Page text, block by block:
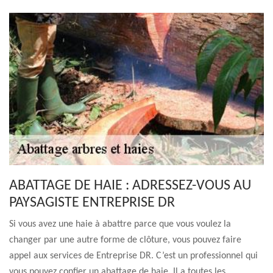
ABATTAGE DE HAIE : ADRESSEZ-VOUS AU
PAYSAGISTE ENTREPRISE DR
Si vous avez une haie à abattre parce que vous voulez la
changer par une autre forme de clôture, vous pouvez faire
appel aux services de Entreprise DR. C’est un professionnel qui